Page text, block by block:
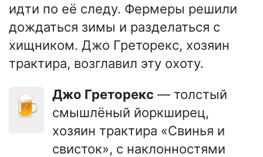
идти по её следу. Фермеры решили
дождаться зимы и разделаться с
хищником. Джо Греторекс, хозяин
трактира, возглавил эту охоту.
🍺 Джо Греторекс — толстый
смышлёный йоркширец,
хозяин трактира «Свинья и
свисток», с наклонностями